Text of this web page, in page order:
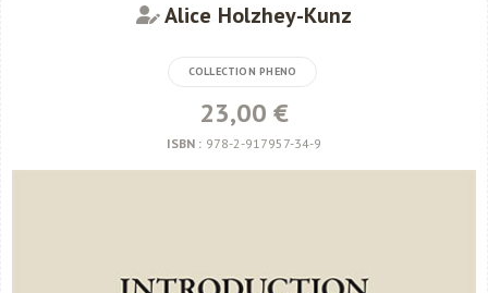
Alice Holzhey-Kunz
COLLECTION PHENO
23,00 €
ISBN : 978-2-917957-34-9